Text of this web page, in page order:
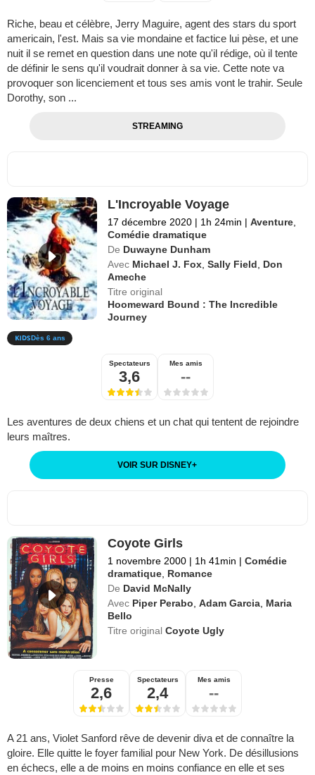
Riche, beau et célèbre, Jerry Maguire, agent des stars du sport
americain, l'est. Mais sa vie mondaine et factice lui pèse, et une
nuit il se remet en question dans une note qu'il rédige, où il tente
de définir le sens qu'il voudrait donner à sa vie. Cette note va
provoquer son licenciement et tous ses amis vont le trahir. Seule
Dorothy, son ...
STREAMING
L'Incroyable Voyage
17 décembre 2020 | 1h 24min | Aventure
Comédie dramatique
De Duwayne Dunham
Avec Michael J. Fox ,Sally Field
Don
Ameche
Titre original
Hoomeward Bound : The Incredible
Journey
Dès 6 ans
Spectateurs
3,6
Mes amis
--
Les aventures de deux chiens et un chat qui tentent de rejoindre
leurs maîtres.
VOIR SUR DISNEY+
Coyote Girls
1 novembre 2000 | 1h 41min | Comédie
dramatique Romance
De David McNally
Avec Piper Perabo ,Adam Garcia Maria
Bello
Titre originalCoyote Ugly
Presse
2,6
Spectateurs
2,4
Mes amis
--
A 21 ans, Violet Sanford rêve de devenir diva et de connaître la
gloire. Elle quitte le foyer familial pour New York. De désillusions
en échecs, elle a de moins en moins confiance en elle et ses